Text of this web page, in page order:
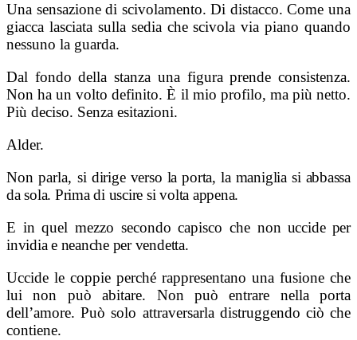
Una sensazione di scivolamento. Di distacco. Come una
giacca lasciata sulla sedia che scivola via piano quando
nessuno la guarda.
Dal fondo della stanza una figura prende consistenza.
Non ha un volto definito. È il mio profilo, ma più netto.
Più deciso. Senza esitazioni.
Alder.
Non parla, si dirige verso la porta, la maniglia si abbassa
da sola. Prima di uscire si volta appena.
E in quel mezzo secondo capisco che non uccide per
invidia e neanche per vendetta.
Uccide le coppie perché rappresentano una fusione che
lui non può abitare. Non può entrare nella porta
dell’amore. Può solo attraversarla distruggendo ciò che
contiene.